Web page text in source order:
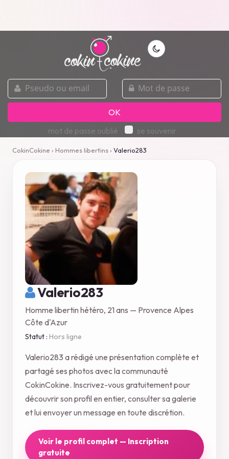
pseudo
ou
email
mot
de
passe
OK
mot de passe oublié
se souvenir
CokinCokine › Hommes libertins› Valerio283
Valerio283
Homme libertin hétéro, 21 ans — Provence Alpes
Côte d'Azur
Statut : Hors ligne
Valerio283 a rédigé une présentation complète et
partagé ses photos avec la communauté
CokinCokine. Inscrivez-vous gratuitement pour
découvrir son profil en entier, consulter sa galerie
et lui envoyer un message en toute discrétion.
Voir le profil complet — Inscription
gratuite